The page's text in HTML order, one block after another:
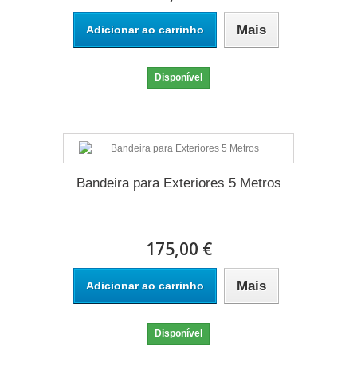
Adicionar ao carrinho Mais
Disponível
Bandeira para Exteriores 5 Metros
175,00 €
Adicionar ao carrinho Mais
Disponível